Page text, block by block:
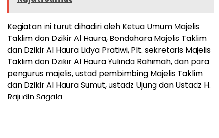
Kegiatan ini turut dihadiri oleh Ketua Umum Majelis
Taklim dan Dzikir Al Haura, Bendahara Majelis Taklim
dan Dzikir Al Haura Lidya Pratiwi, Plt. sekretaris Majelis
Taklim dan Dzikir Al Haura Yulinda Rahimah, dan para
pengurus majelis, ustad pembimbing Majelis Taklim
dan Dzikir Al Haura Sumut, ustadz Ujung dan Ustadz H.
Rajudin Sagala .